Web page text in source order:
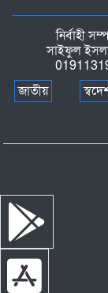
নির্বাহী
সাইফুল
জাতীয়